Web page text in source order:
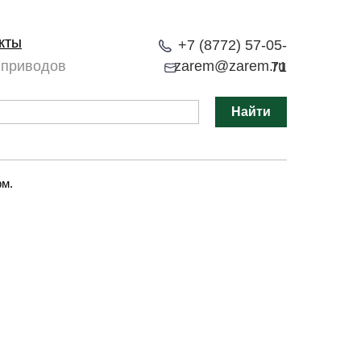
+7 (8772) 57-05-
71
zarem@zarem.ru
Найти